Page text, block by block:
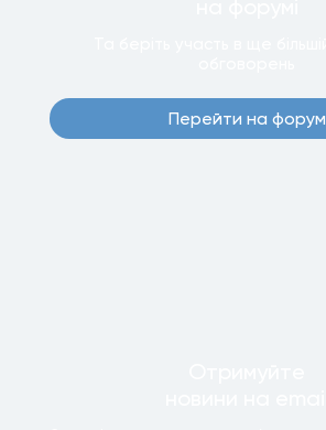
Перейти на форум